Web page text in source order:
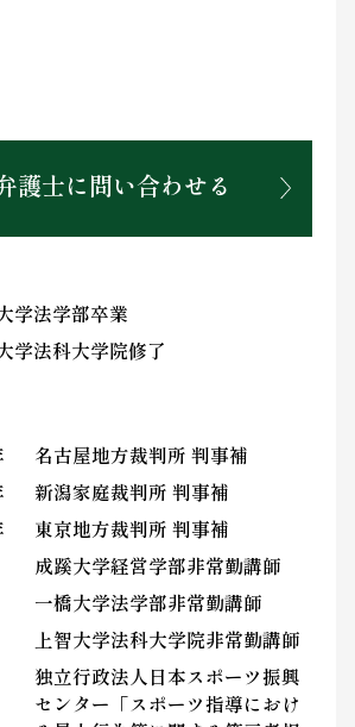
護士に問い合わせる
学法学部卒業
学法科大学院修了
名古屋地方裁判所 判事補
新潟家庭裁判所 判事補
東京地方裁判所 判事補
成蹊大学経営学部非常勤講師
一橋大学法学部非常勤講師
上智大学法科大学院非常勤講師
独立行政法人日本スポーツ振興
センター「スポーツ指導におけ